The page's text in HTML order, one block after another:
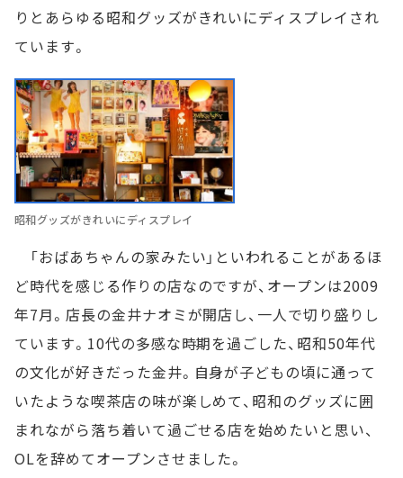
りとあらゆる昭和グッズがきれいにディスプレイされ
ています。
昭和グッズがきれいにディスプレイ
「おばあちゃんの家みたい」といわれることがあるほ
ど時代を感じる作りの店なのですが、オープンは2009
年7月。店長の金井ナオミが開店し、一人で切り盛りし
ています。10代の多感な時期を過ごした、昭和50年代
の文化が好きだった金井。自身が子どもの頃に通って
いたような喫茶店の味が楽しめて、昭和のグッズに囲
まれながら落ち着いて過ごせる店を始めたいと思い、
OLを辞めてオープンさせました。